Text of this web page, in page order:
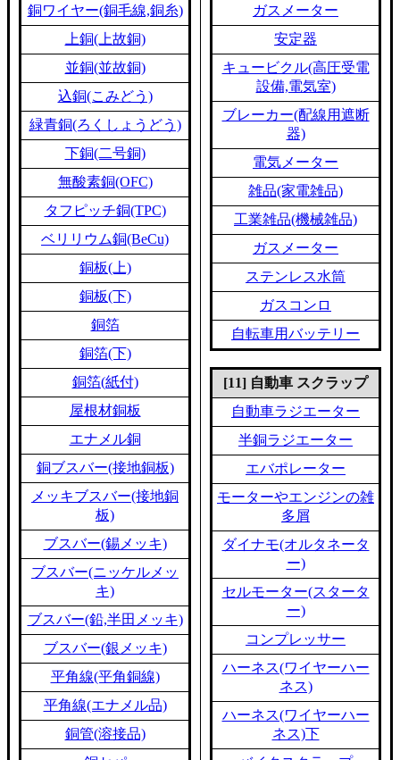
銅ワイヤー(銅毛線,銅糸)
上銅(上故銅)
並銅(並故銅)
込銅(こみどう)
緑青銅(ろくしょうどう)
下銅(二号銅)
無酸素銅(OFC)
タフピッチ銅(TPC)
ベリリウム銅(BeCu)
銅板(上)
銅板(下)
銅箔
銅箔(下)
銅箔(紙付)
屋根材銅板
エナメル銅
銅ブスバー(接地銅板)
メッキブスバー(接地銅
板)
ブスバー(錫メッキ)
ブスバー(ニッケルメッ
キ)
ブスバー(鉛,半田メッキ)
ブスバー(銀メッキ)
平角線(平角銅線)
平角線(エナメル品)
銅管(溶接品)
ガスメーター
安定器
キュービクル(高圧受電
設備,電気室)
ブレーカー(配線用遮断
器)
電気メーター
雑品(家電雑品)
工業雑品(機械雑品)
ガスメーター
ステンレス水筒
ガスコンロ
自転車用バッテリー
[11] 自動車 スクラップ
自動車ラジエーター
半銅ラジエーター
エバポレーター
モーターやエンジンの雑
多屑
ダイナモ(オルタネータ
ー)
セルモーター(スタータ
ー)
コンプレッサー
ハーネス(ワイヤーハー
ネス)
ハーネス(ワイヤーハー
ネス)下